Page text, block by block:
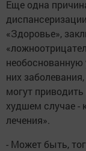
Еще одна
«Здоровье»,
необоснованную
них
могут
худшем случае -
лечения».
- Может быть,